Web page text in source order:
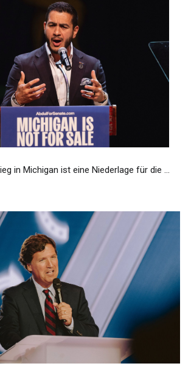
in Michigan ist eine Niederlage für die ...